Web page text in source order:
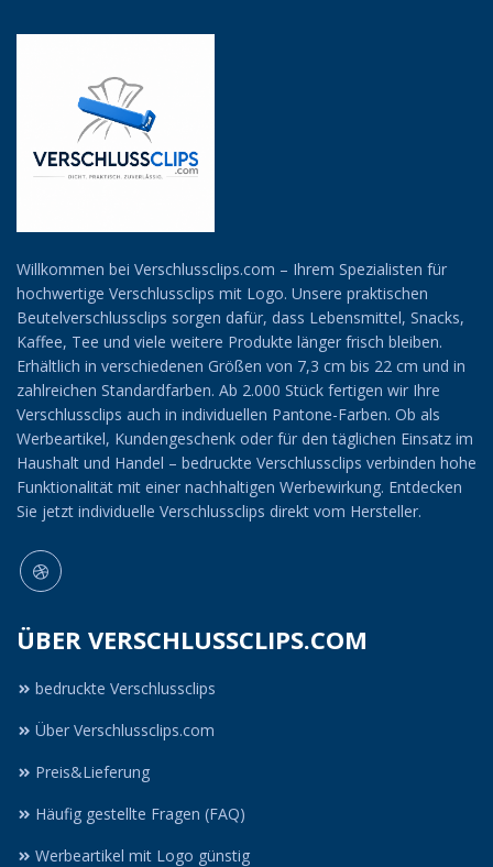
Willkommen bei Verschlussclips.com – Ihrem Spezialisten für
hochwertige Verschlussclips mit Logo. Unsere praktischen
Beutelverschlussclips sorgen dafür, dass Lebensmittel, Snacks,
Kaffee, Tee und viele weitere Produkte länger frisch bleiben.
Erhältlich in verschiedenen Größen von 7,3 cm bis 22 cm und in
zahlreichen Standardfarben. Ab 2.000 Stück fertigen wir Ihre
Verschlussclips auch in individuellen Pantone-Farben. Ob als
Werbeartikel, Kundengeschenk oder für den täglichen Einsatz im
Haushalt und Handel – bedruckte Verschlussclips verbinden hohe
Funktionalität mit einer nachhaltigen Werbewirkung. Entdecken
Sie jetzt individuelle Verschlussclips direkt vom Hersteller.
ÜBER VERSCHLUSSCLIPS.COM
bedruckte Verschlussclips
Über Verschlussclips.com
Preis&Lieferung
Häufig gestellte Fragen (FAQ)
Werbeartikel mit Logo günstig